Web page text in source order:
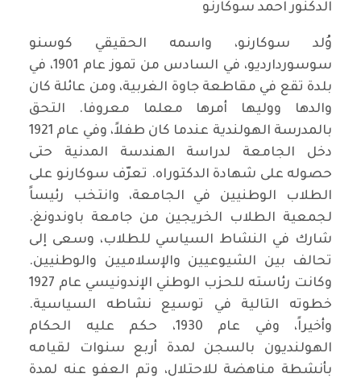
الدكنور احمد سوكارنو
وُلد سوكارنو، واسمه الحقيقي كوسنو
سوسوردارديو، في السادس من تموز عام 1901، في
بلدة تقع في مقاطعة جاوة الغربية، ومن عائلة كان
والدها ووليها أمرها معلما معروفا. التحق
بالمدرسة الهولندية عندما كان طفلاً، وفي عام 1921
دخل الجامعة لدراسة الهندسة المدنية حتى
حصوله على شهادة الدكتوراه. تعرّف سوكارنو على
الطلاب الوطنيين في الجامعة، وانتخب رئيساً
لجمعية الطلاب الخريجين من جامعة باوندونغ.
شارك في النشاط السياسي للطلاب، وسعى إلى
تحالف بين الشيوعيين والإسلاميين والوطنيين.
وكانت رئاسته للحزب الوطني الإندونيسي عام 1927
خطوته التالية في توسيع نشاطه السياسية.
وأخيراً، وفي عام 1930، حكم عليه الحكام
الهولنديون بالسجن لمدة أربع سنوات لقيامه
بأنشطة مناهضة للاحتلال، وتم العفو عنه لمدة